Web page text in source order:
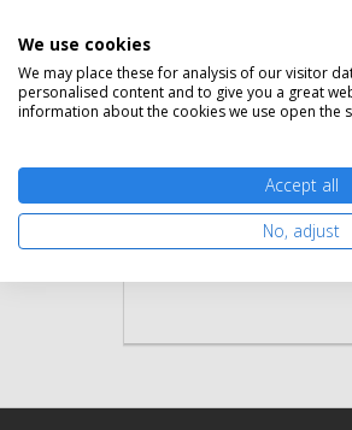
We use cookies
We may place these for analysis of our visitor
personalised content and to give you a great
information about the cookies we use open the
Accept all
No, adjust